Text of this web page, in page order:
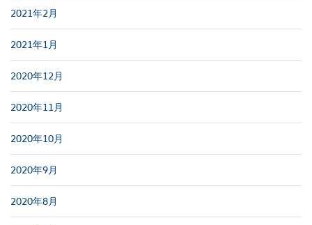
2021年2月
2021年1月
2020年12月
2020年11月
2020年10月
2020年9月
2020年8月